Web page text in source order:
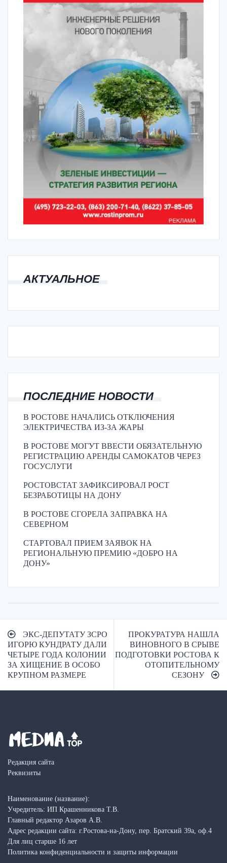
АКТУАЛЬНОЕ
ПОСЛЕДНИЕ НОВОСТИ
В РОСТОВЕ НАЧАЛИСЬ ОТКЛЮЧЕНИЯ
ЭЛЕКТРИЧЕСТВА ИЗ-ЗА ЖАРЫ
В РОСТОВЕ МОГУТ ВВЕСТИ ОБЯЗАТЕЛЬНУЮ
РЕГИСТРАЦИЮ АРЕНДЫ САМОКАТОВ ЧЕРЕЗ
ГОСУСЛУГИ
РОСТОВСТАТ ЗАФИКСИРОВАЛ РОСТ
БЕЗРАБОТИЦЫ НА ДОНУ
В РОСТОВЕ СГОРЕЛА ЗАПРАВКА НА
СЕВЕРНОМ
СТАРТОВАЛ ПРИЕМ ЗАЯВОК НА
РЕГИОНАЛЬНУЮ ПРЕМИЮ «ДОБРО НА
ДОНУ»
Навигация
по
записям
ЭКС-ДЕПУТАТУ ЗСРО
ИГОРЮ КУНДРАТУ ДАЛИ
ЧЕТЫРЕ ГОДА КОЛОНИИ
ЗА ХИЩЕНИЕ В ОСОБО
КРУПНОМ РАЗМЕРЕ
ПРОКУРАТУРА НАШЛА
ВИНОВНОГО В СРЫВЕ
ПОДГОТОВКИ РОСТОВА К
ОТОПИТЕЛЬНОМУ
СЕЗОНУ
Редакция сайта
Реквизиты
Наименование (название):
Учредитель: ИП Крашенникова Т.В.
Главный редактор Азаров А.В.
Адрес редакции сайта: г.Ростова-на-Дону, пер. Братский 39а, оф.4
Для лиц старше 16 лет
Политика конфиденциальности и защиты информации